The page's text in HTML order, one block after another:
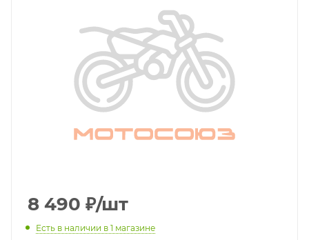
8 490 ₽/шт
Есть в наличии в 1 магазине